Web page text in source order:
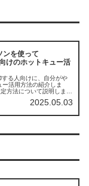
ンを使って
けのホットキュー活
る人向けに、自分がや
活用方法の紹介しま
方法について説明しま
2025.05.03